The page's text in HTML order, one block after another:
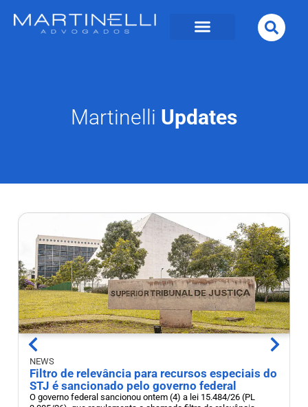
Martinelli Updates
NEWS
Filtro de relevância para recursos especiais do
STJ é sancionado pelo governo federal
O governo federal sancionou ontem (4) a lei 15.484/26 (PL